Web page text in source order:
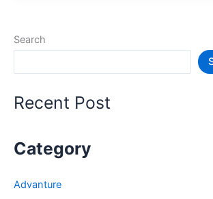
जगह
Places
Search
Recent Post
Category
Advanture